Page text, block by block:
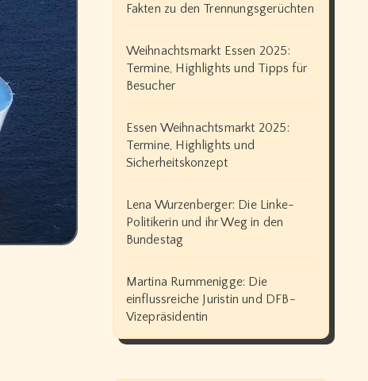
Fakten zu den Trennungsgerüchten
Weihnachtsmarkt Essen 2025:
Termine, Highlights und Tipps für
Besucher
Essen Weihnachtsmarkt 2025:
Termine, Highlights und
Sicherheitskonzept
Lena Wurzenberger: Die Linke-
Politikerin und ihr Weg in den
Bundestag
Martina Rummenigge: Die
einflussreiche Juristin und DFB-
Vizepräsidentin